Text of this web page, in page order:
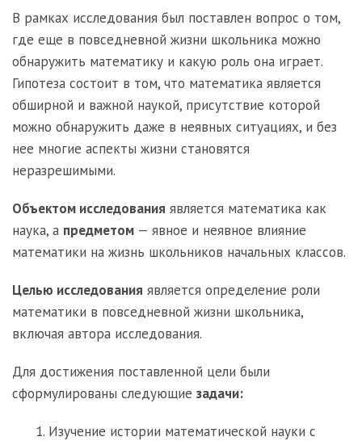
В рамках исследования был поставлен вопрос о том,
где еще в повседневной жизни школьника можно
обнаружить математику и какую роль она играет.
Гипотеза состоит в том, что математика является
обширной и важной наукой, присутствие которой
можно обнаружить даже в неявных ситуациях, и без
нее многие аспекты жизни становятся
неразрешимыми.
Объектом исследования является математика как
наука, а предметом — явное и неявное влияние
математики на жизнь школьников начальных классов.
Целью исследования является определение роли
математики в повседневной жизни школьника,
включая автора исследования.
Для достижения поставленной цели были
сформулированы следующие задачи:
Изучение истории математической науки с